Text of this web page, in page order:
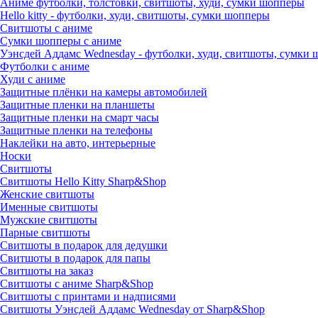
Аниме футболки, толстовки, свитшоты, худи, сумки шопперы
Hello kitty - футболки, худи, свитшоты, сумки шопперы
Свитшоты с аниме
Сумки шопперы с аниме
Уэнсдей Аддамс Wednesday - футболки, худи, свитшоты, сумки
Футболки с аниме
Худи с аниме
Защитные плёнки на камеры автомобилей
Защитные пленки на планшеты
Защитные пленки на смарт часы
Защитные пленки на телефоны
Наклейки на авто, интерьерные
Носки
Свитшоты
Cвитшоты Hello Kitty Sharp&Shop
Женские свитшоты
Именные свитшоты
Мужские свитшоты
Парные свитшоты
Свитшоты в подарок для дедушки
Свитшоты в подарок для папы
Свитшоты на заказ
Свитшоты с аниме Sharp&Shop
Свитшоты с принтами и надписями
Свитшоты Уэнсдей Аддамс Wednesday от Sharp&Shop